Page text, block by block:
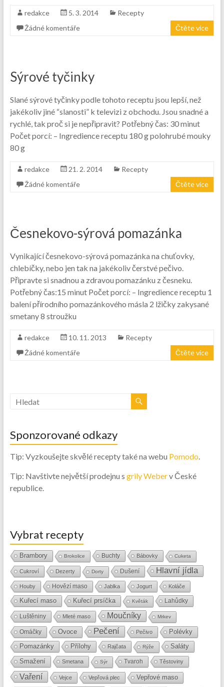
redakce 5. 3. 2014
Recepty
Žádné komentáře
Čtěte více
Sýrové tyčinky
Slané sýrové tyčinky podle tohoto receptu jsou lepší, než
jakékoliv jiné “slanosti” k televizi z obchodu. Jsou snadné a
rychlé, tak proč si je nepřipravit? Potřebný čas: 30 minut
Počet porcí: – Ingredience receptu 180 g polohrubé mouky
80 g
redakce 21. 2. 2014
Recepty
Žádné komentáře
Čtěte více
Česnekovo-sýrová pomazánka
Vynikající česnekovo-sýrová pomazánka na chuťovky,
chlebíčky, nebo jen tak na jakékoliv čerstvé pečivo.
Připravte si snadnou a zdravou pomazánku z česneku.
Potřebný čas:15 minut Počet porcí: – Ingredience receptu 1
balení přírodního pomazánkového másla 2 lžičky zakysané
smetany 8 stroužku
redakce 10. 11. 2013
Recepty
Žádné komentáře
Čtěte více
Sponzorované odkazy
Tip: Vyzkoušejte skvělé recepty také na webu Pomodo.
Tip: Navštivte největší prodejnu s grily Weberv České
republice.
Vybrat recepty
Brambory Brokolice Buchty Bábovky Cuketa
Cukroví Dezerty Dorty Dušení Hlavní jídla
Houby Hovězí maso Jablka Jogurt Koláče
Kuřecí maso Kuřecí prsíčka Květák Lahůdky
Luštěniny Mleté maso Moučníky Mrkev
Omáčky Ovoce Pečení Pečivo Polévky
Pomazánky Přílohy Rajčata Rýže
Saláty
Smažení
Smetana Sýr Tvaroh Těstoviny
Vaření Vejce Vepřová plec
Vepřové maso